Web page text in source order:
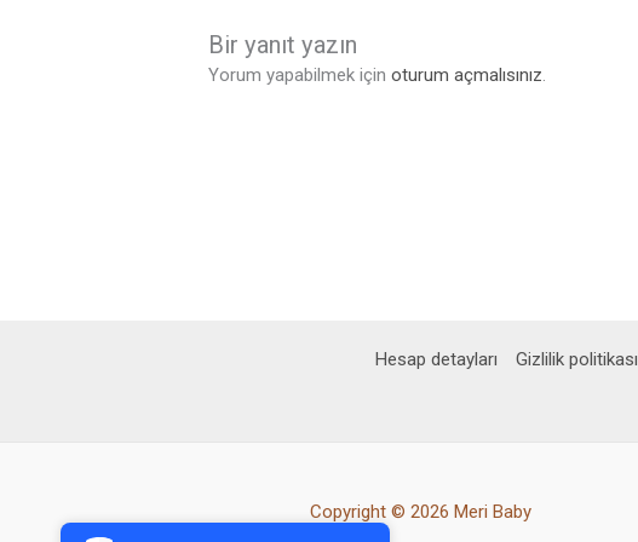
7/24 Canlı Destek
Bir yanıt yazın
Yorum yapabilmek içinoturum açmalısınız.
Hesap detayları Gizlilik politikası
Copyright © 2026 Meri Baby